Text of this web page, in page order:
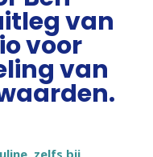
van
voor
van